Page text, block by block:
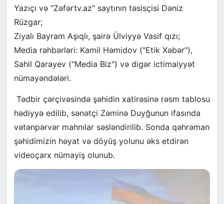
Yazıçı və "Zəfərtv.az" saytının təsisçisi Dəniz
Rüzgar;
Ziyalı Bayram Aşıqlı, şairə Ülviyyə Vasif qızı;
Media rəhbərləri: Kamil Həmidov ("Etik Xəbər"),
Sahil Qarayev ("Media Biz") və digər ictimaiyyət
nümayəndələri.
Tədbir çərçivəsində şəhidin xatirəsinə rəsm tablosu
hədiyyə edilib, sənətçi Zəminə Duyğunun ifasında
vətənpərvər mahnılar səsləndirilib. Sonda qəhrəman
şəhidimizin həyat və döyüş yolunu əks etdirən
videoçarx nümayiş olunub.